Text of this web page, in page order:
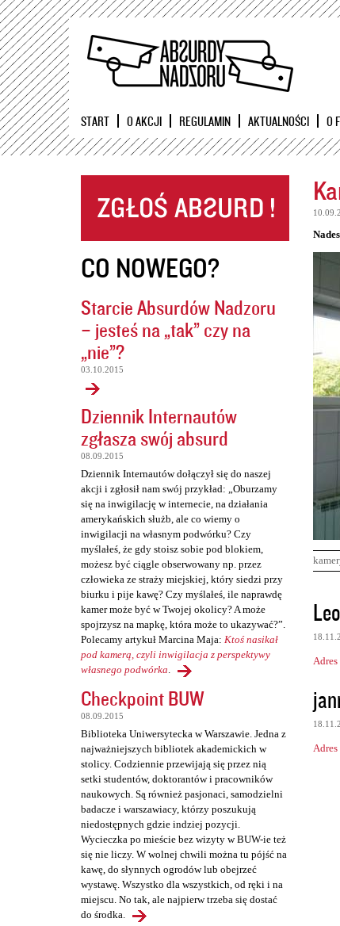
START O AKCJI REGULAMIN AKTUALNOŚCI O
CO NOWEGO?
Starcie Absurdów Nadzoru
– jesteś na „tak” czy na
„nie”?
03.10.2015
Dziennik Internautów
zgłasza swój absurd
08.09.2015
Dziennik Internautów dołączył się do naszej
akcji i zgłosił nam swój przykład: „Oburzamy
się na inwigilację w internecie, na działania
amerykańskich służb, ale co wiemy o
inwigilacji na własnym podwórku? Czy
myślałeś, że gdy stoisz sobie pod blokiem,
możesz być ciągle obserwowany np. przez
człowieka ze straży miejskiej, który siedzi przy
biurku i pije kawę? Czy myślałeś, ile naprawdę
kamer może być w Twojej okolicy? A może
spojrzysz na mapkę, która może to ukazywać?”.
Polecamy artykuł Marcina Maja: Ktoś nasikał
pod kamerą, czyli inwigilacja z perspektywy
własnego podwórka.
Checkpoint BUW
08.09.2015
Biblioteka Uniwersytecka w Warszawie. Jedna z
najważniejszych bibliotek akademickich w
stolicy. Codziennie przewijają się przez nią
setki studentów, doktorantów i pracowników
naukowych. Są również pasjonaci, samodzielni
badacze i warszawiacy, którzy poszukują
niedostępnych gdzie indziej pozycji.
Wycieczka po mieście bez wizyty w BUW-ie też
się nie liczy. W wolnej chwili można tu pójść na
kawę, do słynnych ogrodów lub obejrzeć
wystawę. Wszystko dla wszystkich, od ręki i na
miejscu. No tak, ale najpierw trzeba się dostać
do środka.
K
o
m
e
n
t
r
Adres
Adres